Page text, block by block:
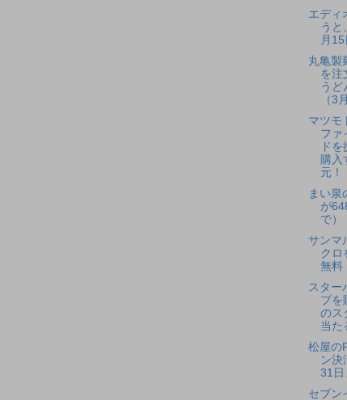
エディ
うと
月15
丸亀製
を注
うど
（3
マツモ
ファ
ド
購入
元！
まい泉
が
で）
サンマ
クロ
無料
スター
プを
のス
当た
松屋の
ン決
31日
セブン